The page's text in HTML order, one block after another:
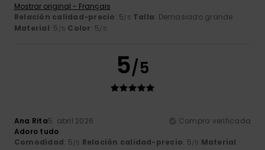
Mostrar original - Français
Relación calidad-precio: 5 /5 Talla: Demasiado grande
Material: 5 /5 Color: 5 /5
5/5
Ana Rita5. abril 2026
Compra verificada
Adoro tudo
Comodidad: 5 /5 Relación calidad-precio: 5 /5 Material: